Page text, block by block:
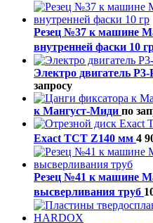
Резец №37 к машине
внутренней фаски 10
Электро двигатель
запросу
к Мангуст-Миди по
Exact TCT Z140 мм 4
Резец №41 к машине
высверливания труб